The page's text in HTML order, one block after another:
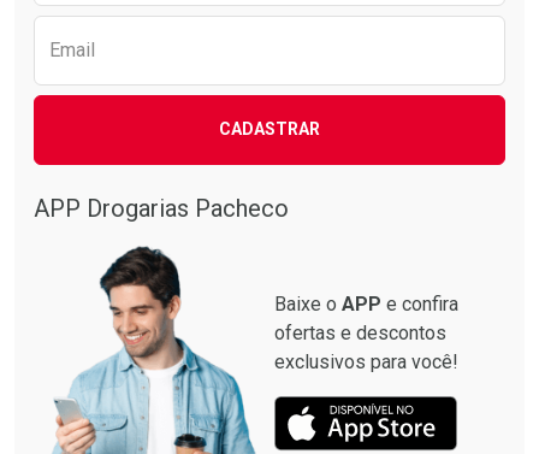
Email
CADASTRAR
APP Drogarias Pacheco
Baixe o APP e confira
ofertas e descontos
exclusivos para você!